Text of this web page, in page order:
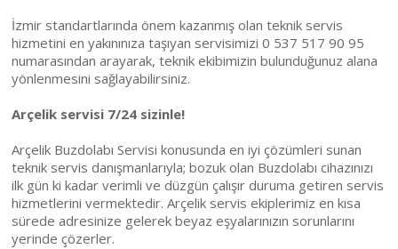
İzmir standartlarında önem kazanmış olan teknik servis
hizmetini en yakınınıza taşıyan servisimizi 0 537 517 90 95
numarasından arayarak, teknik ekibimizin bulunduğunuz alana
yönlenmesini sağlayabilirsiniz.
Arçelik servisi 7/24 sizinle!
Arçelik Buzdolabı Servisi konusunda en iyi çözümleri sunan
teknik servis danışmanlarıyla; bozuk olan Buzdolabı cihazınızı
ilk gün ki kadar verimli ve düzgün çalışır duruma getiren servis
hizmetlerini vermektedir. Arçelik servis ekiplerimiz en kısa
sürede adresinize gelerek beyaz eşyalarınızın sorunlarını
yerinde çözerler.